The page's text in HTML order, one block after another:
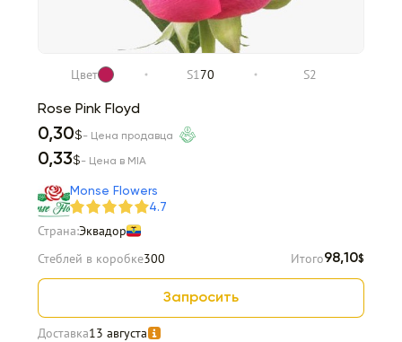
Цвет S170 S2
Rose Pink Floyd
0,30$- Цена продавца
0,33$- Цена в MIA
Monse Flowers
4.7
Страна:Эквадор
Стеблей в коробке300 Итого98,10$
Запросить
Доставка13 августа